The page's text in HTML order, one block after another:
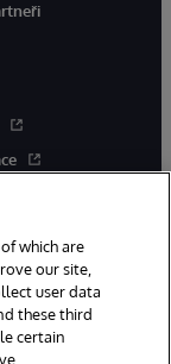
which are
our site,
user data
these third
certain